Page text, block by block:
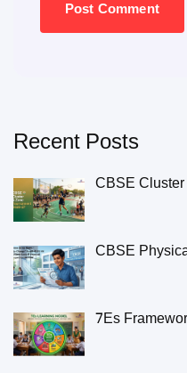
Recent Posts
CBSE
CBSE
7Es